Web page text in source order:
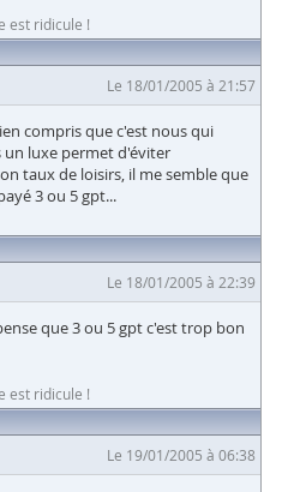
est ridicule !
Le 18/01/2005 à 21:57
compris que c'est nous qui
un luxe permet d'éviter
taux de loisirs, il me semble que
3 ou 5 gpt...
Le 18/01/2005 à 22:39
que 3 ou 5 gpt c'est trop bon
est ridicule !
Le 19/01/2005 à 06:38